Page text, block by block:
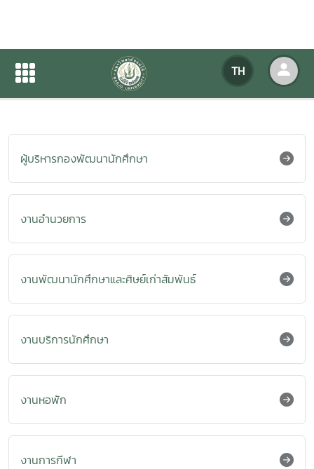
TH
งานการกีฬา
เกี่ยวกับหน่วยงาน บุคลากร
ผู้บริหารกองพัฒนานักศึกษา
งานอำนวยการ
งานพัฒนานักศึกษาและศิษย์เก่าสัมพันธ์
งานบริการนักศึกษา
งานหอพัก
งานการกีฬา